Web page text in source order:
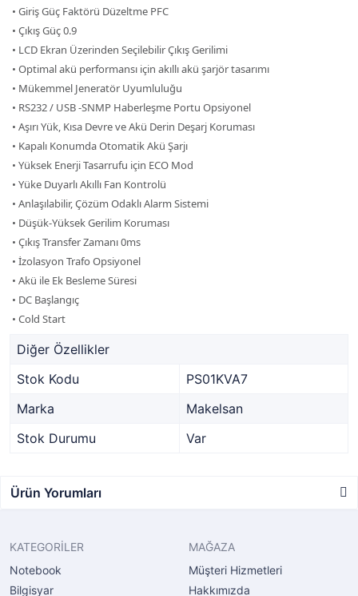
• Giriş Güç Faktörü Düzeltme PFC
• Çıkış Güç 0.9
• LCD Ekran Üzerinden Seçilebilir Çıkış Gerilimi
• Optimal akü performansı için akıllı akü şarjör tasarımı
• Mükemmel Jeneratör Uyumluluğu
• RS232 / USB -SNMP Haberleşme Portu Opsiyonel
• Aşırı Yük, Kısa Devre ve Akü Derin Deşarj Koruması
• Kapalı Konumda Otomatik Akü Şarjı
• Yüksek Enerji Tasarrufu için ECO Mod
• Yüke Duyarlı Akıllı Fan Kontrolü
• Anlaşılabilir, Çözüm Odaklı Alarm Sistemi
• Düşük-Yüksek Gerilim Koruması
• Çıkış Transfer Zamanı 0ms
• İzolasyon Trafo Opsiyonel
• Akü ile Ek Besleme Süresi
• DC Başlangıç
• Cold Start
Diğer Özellikler
Stok Kodu
PS01KVA7
Marka
Makelsan
Stok Durumu
Var
Ürün Yorumları
KATEGORİLER
Notebook
Bilgisyar
MAĞAZA
Müşteri Hizmetleri
Hakkımızda